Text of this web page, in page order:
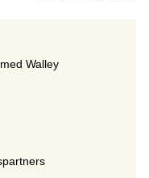
Walley